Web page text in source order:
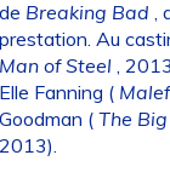
Breaking Bad ,
Au
of Steel,
Fanning (
( The